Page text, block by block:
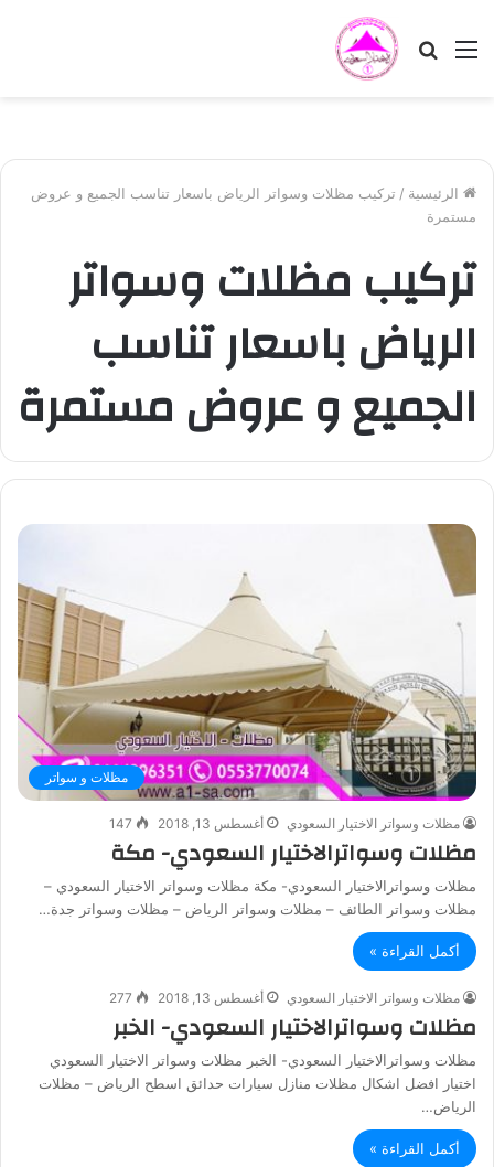
القائمة بحث
الرئيسية / تركيب مظلات وسواتر الرياض باسعار تناسب الجميع و عروض
مستمرة
تركيب مظلات وسواتر
الرياض باسعار تناسب
الجميع و عروض مستمرة
مظلات و سواتر
مظلات وسواتر الاختيار السعودي أغسطس 13, 2018 147
مظلات وسواترالاختيار السعودي- مكة
مظلات وسواترالاختيار السعودي- مكة مظلات وسواتر الاختيار السعودي –
مظلات وسواتر الطائف – مظلات وسواتر الرياض – مظلات وسواتر جدة…
أكمل القراءة »
مظلات وسواتر الاختيار السعودي أغسطس 13, 2018 277
مظلات وسواترالاختيار السعودي- الخبر
مظلات وسواترالاختيار السعودي- الخبر مظلات وسواتر الاختيار السعودي
اختيار افضل اشكال مظلات منازل سيارات حدائق اسطح الرياض – مظلات
الرياض…
أكمل القراءة »